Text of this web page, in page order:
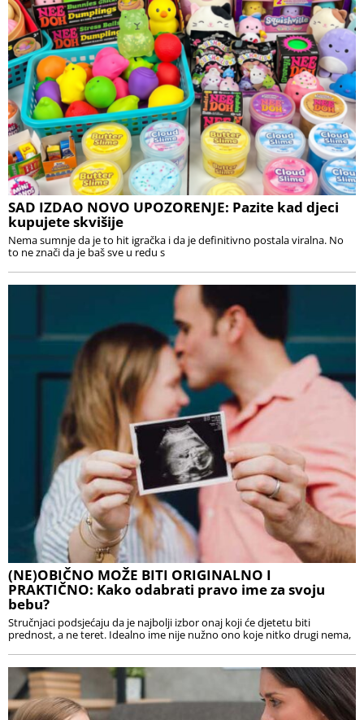
SAD IZDAO NOVO UPOZORENJE: Pazite kad djeci
kupujete skvišije
Nema sumnje da je to hit igračka i da je definitivno postala viralna. No
to ne znači da je baš sve u redu s
(NE)OBIČNO MOŽE BITI ORIGINALNO I
PRAKTIČNO: Kako odabrati pravo ime za svoju
bebu?
Stručnjaci podsjećaju da je najbolji izbor onaj koji će djetetu biti
prednost, a ne teret. Idealno ime nije nužno ono koje nitko drugi nema,